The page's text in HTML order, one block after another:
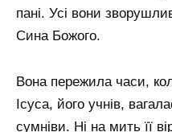
пані. Усі вони
Сина Божого.
Вона пережила часи,
Ісуса, його учнів,
сумніви. Ні на мить її